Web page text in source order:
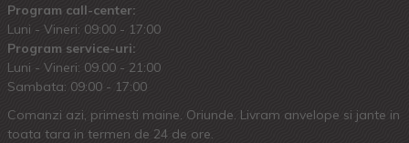
Program call-center:
Luni - Vineri: 09:00 - 17:00
Program service-uri:
Luni - Vineri: 09.00 - 21:00
Sambata: 09:00 - 17:00
Comanzi azi, primesti maine. Oriunde. Livram anvelope si jante in
toata tara in termen de 24 de ore.